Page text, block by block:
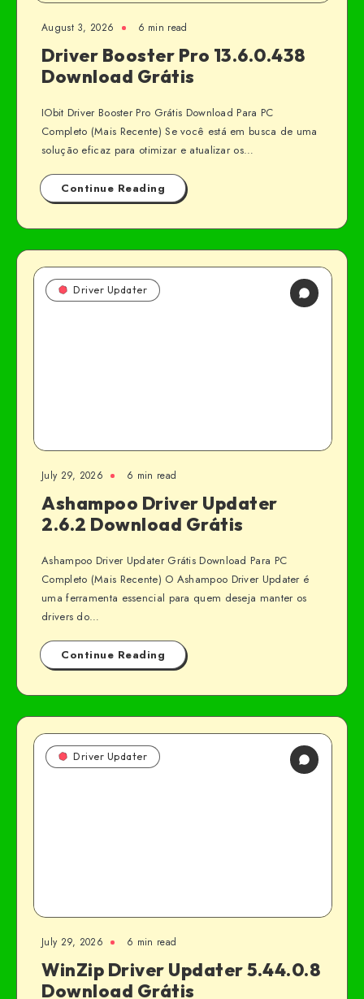
August 3, 2026 6 min read
Driver Booster Pro 13.6.0.438
Download Grátis
IObit Driver Booster Pro Grátis Download Para PC
Completo (Mais Recente) Se você está em busca de uma
solução eficaz para otimizar e atualizar os…
Continue Reading
Driver Updater
July 29, 2026 6 min read
Ashampoo Driver Updater
2.6.2 Download Grátis
Ashampoo Driver Updater Grátis Download Para PC
Completo (Mais Recente) O Ashampoo Driver Updater é
uma ferramenta essencial para quem deseja manter os
drivers do…
Continue Reading
Driver Updater
July 29, 2026 6 min read
WinZip Driver Updater 5.44.0.8
Download Grátis